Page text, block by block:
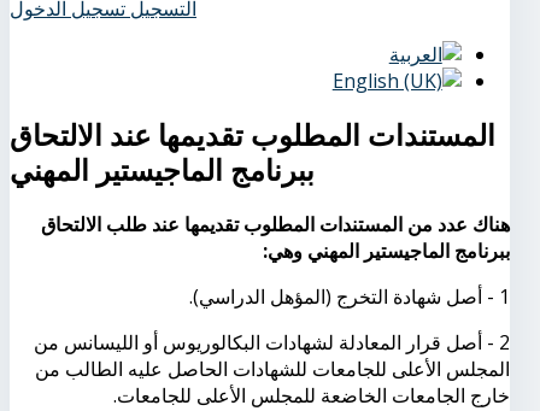
التسجيل تسجيل الدخول
المستندات المطلوب تقديمها عند الالتحاق
ببرنامج الماجيستير المهني
هناك عدد من المستندات المطلوب تقديمها عند طلب الالتحاق
ببرنامج الماجيستير المهني وهي:
1 - أصل شهادة التخرج (المؤهل الدراسي).
2 - أصل قرار المعادلة لشهادات البكالوريوس أو الليسانس من
المجلس الأعلى للجامعات للشهادات الحاصل عليه الطالب من
خارج الجامعات الخاضعة للمجلس الأعلى للجامعات.